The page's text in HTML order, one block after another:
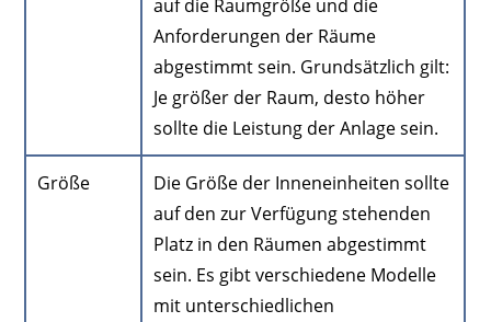
auf die Raumgröße und die
Anforderungen der Räume
abgestimmt sein. Grundsätzlich gilt:
Je größer der Raum, desto höher
sollte die Leistung der Anlage sein.
Größe
Die Größe der Inneneinheiten sollte
auf den zur Verfügung stehenden
Platz in den Räumen abgestimmt
sein. Es gibt verschiedene Modelle
mit unterschiedlichen